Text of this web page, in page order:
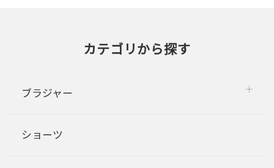
カテゴリから探す
ブラジャー
ショーツ